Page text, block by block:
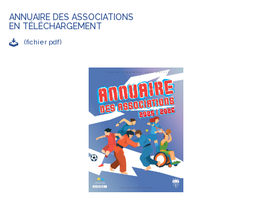
ANNUAIRE DES ASSOCIATIONS
EN TÉLÉCHARGEMENT
(fichier pdf)